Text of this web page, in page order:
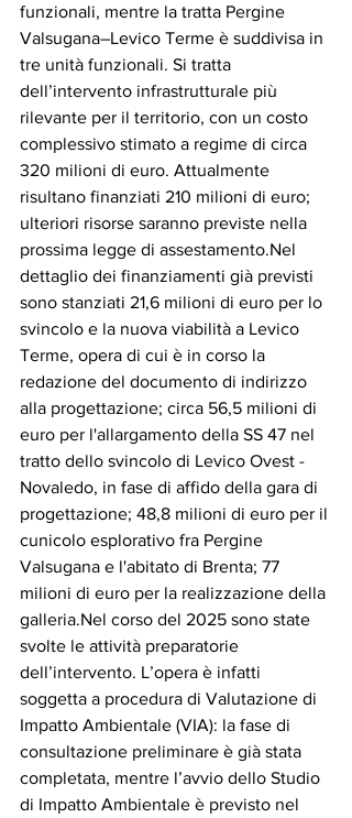
funzionali, mentre la tratta Pergine
Valsugana–Levico Terme è suddivisa in
tre unità funzionali. Si tratta
dell’intervento infrastrutturale più
rilevante per il territorio, con un costo
complessivo stimato a regime di circa
320 milioni di euro. Attualmente
risultano finanziati 210 milioni di euro;
ulteriori risorse saranno previste nella
prossima legge di assestamento.Nel
dettaglio dei finanziamenti già previsti
sono stanziati 21,6 milioni di euro per lo
svincolo e la nuova viabilità a Levico
Terme, opera di cui è in corso la
redazione del documento di indirizzo
alla progettazione; circa 56,5 milioni di
euro per l'allargamento della SS 47 nel
tratto dello svincolo di Levico Ovest -
Novaledo, in fase di affido della gara di
progettazione; 48,8 milioni di euro per il
cunicolo esplorativo fra Pergine
Valsugana e l'abitato di Brenta; 77
milioni di euro per la realizzazione della
galleria.Nel corso del 2025 sono state
svolte le attività preparatorie
dell’intervento. L’opera è infatti
soggetta a procedura di Valutazione di
Impatto Ambientale (VIA): la fase di
consultazione preliminare è già stata
completata, mentre l’avvio dello Studio
di Impatto Ambientale è previsto nel